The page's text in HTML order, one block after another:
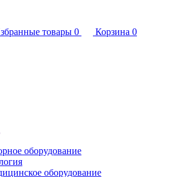
товары 0 Корзина 0
оборудование
оборудование